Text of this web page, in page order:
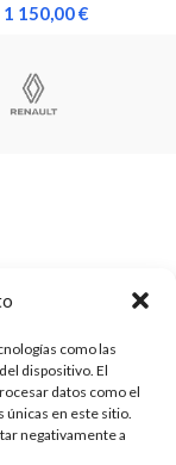
como las
dispositivo. El
datos como el
únicas en este sitio.
negativamente a
1 150,00€